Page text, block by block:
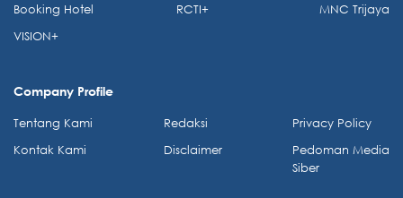
Booking Hotel
VISION+
RCTI+
MNC Trijaya
Company Profile
Tentang Kami
Kontak Kami
Redaksi
Disclaimer
Privacy Policy
Pedoman Media
Siber